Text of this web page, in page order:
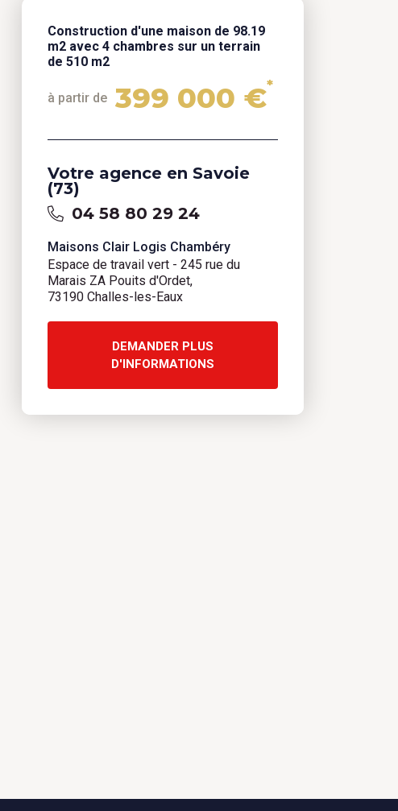
Construction d'une maison de 98.19
m2 avec 4 chambres sur un terrain
de 510 m2
à partir de 399 000 €*
Votre agence en Savoie
(73)
04 58 80 29 24
Maisons Clair Logis Chambéry
Espace de travail vert - 245 rue du
Marais ZA Pouits d'Ordet,
73190 Challes-les-Eaux
DEMANDER PLUS
D'INFORMATIONS